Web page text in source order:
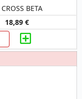
BETA
18,89 €